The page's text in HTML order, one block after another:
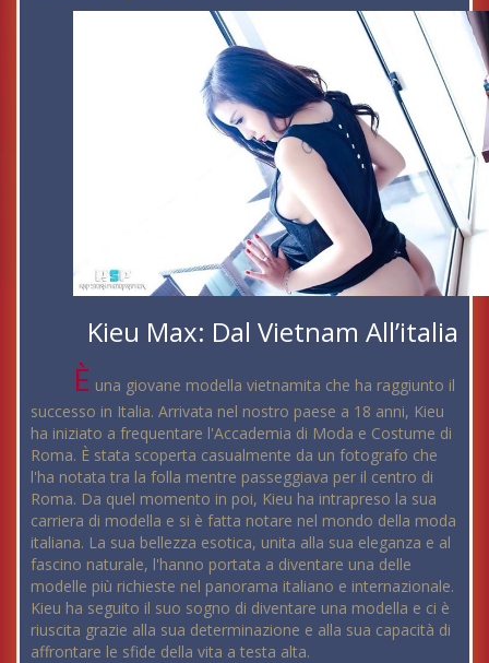
Kieu Max: Dal Vietnam All’italia
È una giovane modella vietnamita che ha raggiunto il
successo in Italia. Arrivata nel nostro paese a 18 anni, Kieu
ha iniziato a frequentare l'Accademia di Moda e Costume di
Roma. È stata scoperta casualmente da un fotografo che
l'ha notata tra la folla mentre passeggiava per il centro di
Roma. Da quel momento in poi, Kieu ha intrapreso la sua
carriera di modella e si è fatta notare nel mondo della moda
italiana. La sua bellezza esotica, unita alla sua eleganza e al
fascino naturale, l'hanno portata a diventare una delle
modelle più richieste nel panorama italiano e internazionale.
Kieu ha seguito il suo sogno di diventare una modella e ci è
riuscita grazie alla sua determinazione e alla sua capacità di
affrontare le sfide della vita a testa alta.